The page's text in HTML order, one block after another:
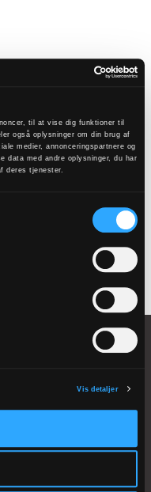
til at vise dig funktioner til
også oplysninger om din brug af
medier, annonceringspartnere og
data med andre oplysninger, du har
deres tjenester.
Vis detaljer
vores